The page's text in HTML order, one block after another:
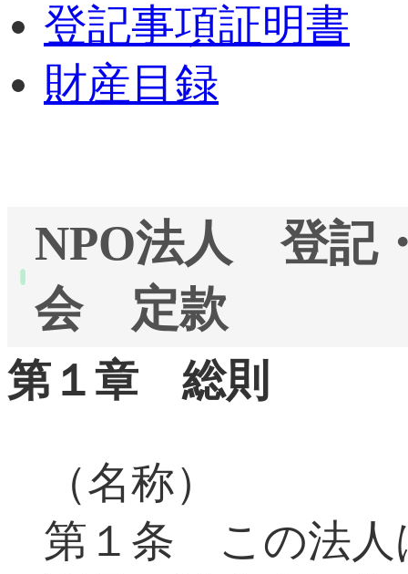
登記事項証明書
財産目録
NPO法人 登記
会 定款
第１章 総則
（名称）
第１条 この法人